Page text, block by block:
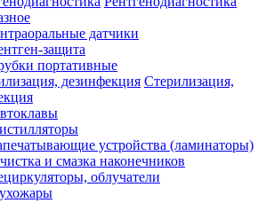
датчики
защита
портативные
Стерилизация,
устройства (ламинаторы)
и смазка наконечников
облучатели